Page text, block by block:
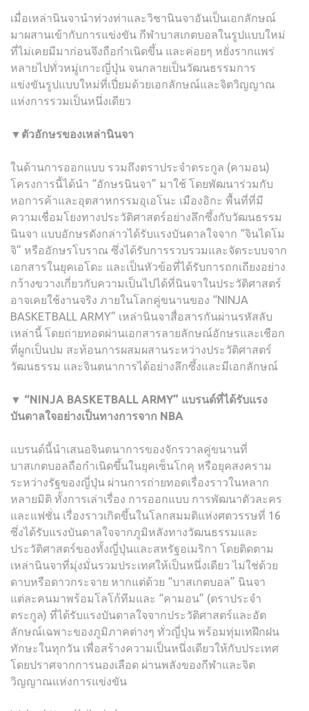
เมื่อเหล่านินจานำท่วงท่าและวิชานินจาอันเป็นเอกลักษณ์
มาผสานเข้ากับการแข่งขัน กีฬาบาสเกตบอลในรูปแบบใหม่
ที่ไม่เคยมีมาก่อนจึงถือกำเนิดขึ้น และค่อยๆ หยั่งรากแพร่
หลายไปทั่วหมู่เกาะญี่ปุ่น จนกลายเป็นวัฒนธรรมการ
แข่งขันรูปแบบใหม่ที่เปี่ยมด้วยเอกลักษณ์และจิตวิญญาณ
แห่งการรวมเป็นหนึ่งเดียว
▼ตัวอักษรของเหล่านินจา
ในด้านการออกแบบ รวมถึงตราประจำตระกูล (คามอน)
โครงการนี้ได้นำ “อักษรนินจา” มาใช้ โดยพัฒนาร่วมกับ
หอการค้าและอุตสาหกรรมอุเอโนะ เมืองอิกะ พื้นที่ที่มี
ความเชื่อมโยงทางประวัติศาสตร์อย่างลึกซึ้งกับวัฒนธรรม
นินจา แบบอักษรดังกล่าวได้รับแรงบันดาลใจจาก “จินไดโม
จิ” หรืออักษรโบราณ ซึ่งได้รับการรวบรวมและจัดระบบจาก
เอกสารในยุคเอโดะ และเป็นหัวข้อที่ได้รับการถกเถียงอย่าง
กว้างขวางเกี่ยวกับความเป็นไปได้ที่นินจาในประวัติศาสตร์
อาจเคยใช้งานจริง ภายในโลกคู่ขนานของ “NINJA
BASKETBALL ARMY” เหล่านินจาสื่อสารกันผ่านรหัสลับ
เหล่านี้ โดยถ่ายทอดผ่านเอกสารลายลักษณ์อักษรและเชือก
ที่ผูกเป็นปม สะท้อนการผสมผสานระหว่างประวัติศาสตร์
วัฒนธรรม และจินตนาการได้อย่างลึกซึ้งและมีเอกลักษณ์
▼ “NINJA BASKETBALL ARMY” แบรนด์ที่ได้รับแรง
บันดาลใจอย่างเป็นทางการจาก NBA
แบรนด์นี้นำเสนอจินตนาการของจักรวาลคู่ขนานที่
บาสเกตบอลถือกำเนิดขึ้นในยุคเซ็นโกคุ หรือยุคสงคราม
ระหว่างรัฐของญี่ปุ่น ผ่านการถ่ายทอดเรื่องราวในหลาก
หลายมิติ ทั้งการเล่าเรื่อง การออกแบบ การพัฒนาตัวละคร
และแฟชั่น เรื่องราวเกิดขึ้นในโลกสมมติแห่งศตวรรษที่ 16
ซึ่งได้รับแรงบันดาลใจจากภูมิหลังทางวัฒนธรรมและ
ประวัติศาสตร์ของทั้งญี่ปุ่นและสหรัฐอเมริกา โดยติดตาม
เหล่านินจาที่มุ่งมั่นรวมประเทศให้เป็นหนึ่งเดียว ไม่ใช่ด้วย
ดาบหรือดาวกระจาย หากแต่ด้วย “บาสเกตบอล” นินจา
แต่ละคนมาพร้อมโลโก้ทีมและ “คามอน” (ตราประจำ
ตระกูล) ที่ได้รับแรงบันดาลใจจากประวัติศาสตร์และอัต
ลักษณ์เฉพาะของภูมิภาคต่างๆ ทั่วญี่ปุ่น พร้อมทุ่มเทฝึกฝน
ทักษะในทุกวัน เพื่อสร้างความเป็นหนึ่งเดียวให้กับประเทศ
โดยปราศจากการนองเลือด ผ่านพลังของกีฬาและจิต
วิญญาณแห่งการแข่งขัน